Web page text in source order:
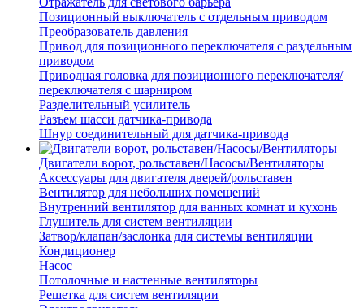
Позиционный выключатель с отдельным приводом
Преобразователь давления
Привод для позиционного переключателя с раздельным
приводом
Приводная головка для позиционного переключателя/
переключателя с шарниром
Разделительный усилитель
Разъем шасси датчика-привода
Шнур соединительный для датчика-привода
Двигатели ворот, рольставен/Насосы/Вентиляторы
Аксессуары для двигателя дверей/рольставен
Вентилятор для небольших помещений
Внутренний вентилятор для ванных комнат и кухонь
Глушитель для систем вентиляции
Затвор/клапан/заслонка для системы вентиляции
Кондиционер
Насос
Потолочные и настенные вентиляторы
Решетка для систем вентиляции